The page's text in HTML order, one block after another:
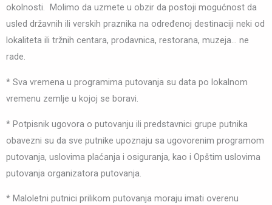
okolnosti. Molimo da uzmete u obzir da postoji mogućnost da
usled državnih ili verskih praznika na određenoj destinaciji neki od
lokaliteta ili tržnih centara, prodavnica, restorana, muzeja… ne
rade.
* Sva vremena u programima putovanja su data po lokalnom
vremenu zemlje u kojoj se boravi.
* Potpisnik ugovora o putovanju ili predstavnici grupe putnika
obavezni su da sve putnike upoznaju sa ugovorenim programom
putovanja, uslovima plaćanja i osiguranja, kao i Opštim uslovima
putovanja organizatora putovanja.
* Maloletni putnici prilikom putovanja moraju imati overenu